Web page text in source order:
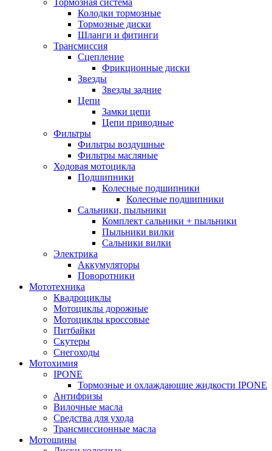
Тормозная система
Колодки тормозные
Тормозные диски
Шланги и фитинги
Трансмиссия
Cцепление
Фрикционные диски
Звезды
Звезды задние
Цепи
Замки цепи
Цепи приводные
Фильтры
Фильтры воздушные
Фильтры масляные
Ходовая мотоцикла
Подшипники
Колесные подшипники
Колесные подшипники
Сальники, пыльники
Комплект сальники + пыльники
Пыльники вилки
Сальники вилки
Электрика
Аккумуляторы
Поворотники
Мототехника
Квадроциклы
Мотоциклы дорожные
Мотоциклы кроссовые
Питбайки
Скутеры
Снегоходы
Мотохимия
IPONE
Тормозные и охлаждающие жидкости IPONE
Антифризы
Вилочные масла
Средства для ухода
Трансмиссионные масла
Мотошины